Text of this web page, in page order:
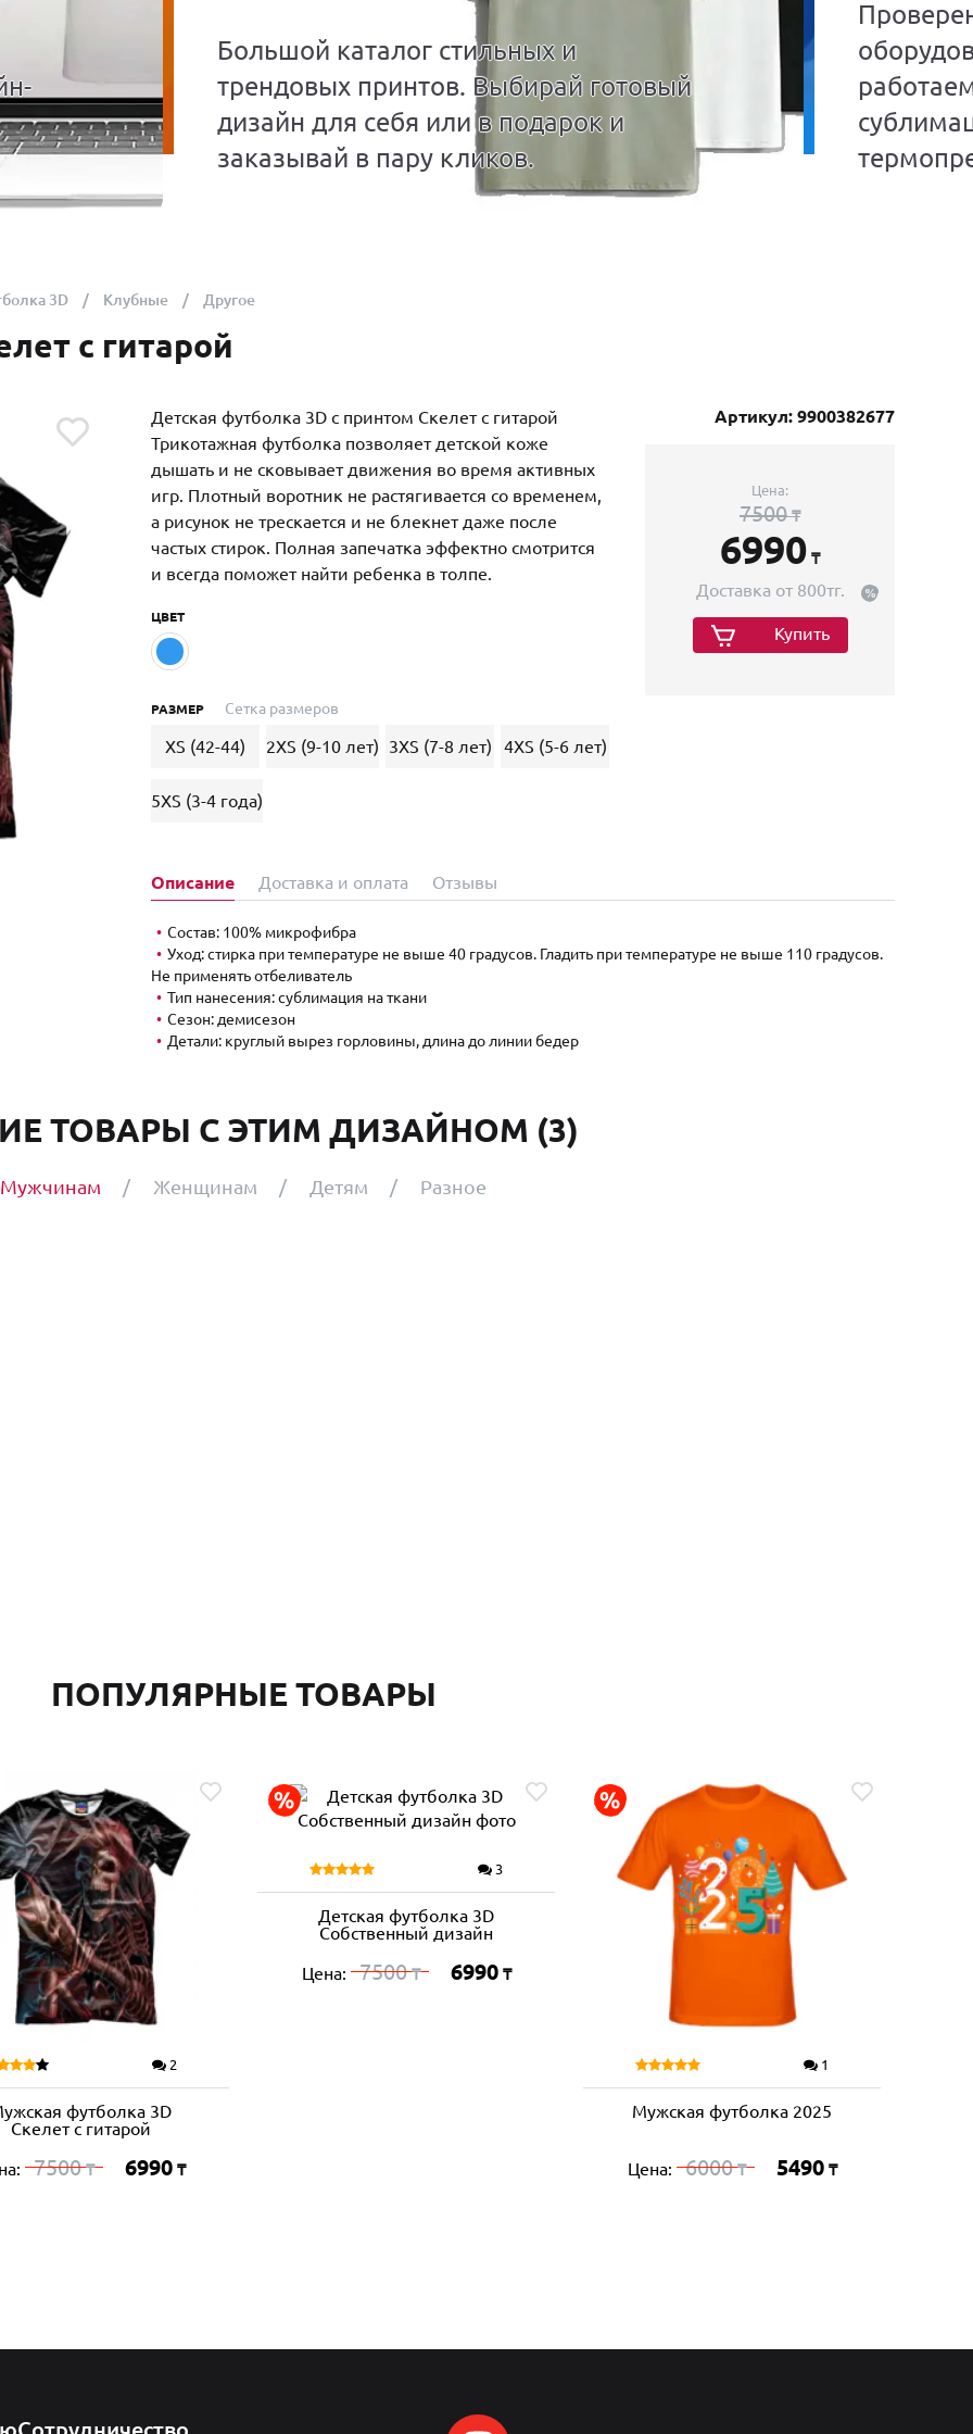
Большой каталог стильных и
трендовых принтов. Выбирай готовый
дизайн для себя или в подарок и
заказывай в пару кликов.
3D Клубные Другое
с гитарой
Детская футболка 3D с принтом Скелет с гитарой
Трикотажная футболка позволяет детской коже
дышать и не сковывает движения во время активных
игр. Плотный воротник не растягивается со временем,
а рисунок не трескается и не блекнет даже после
частых стирок. Полная запечатка эффектно смотрится
и всегда поможет найти ребенка в толпе.
ЦВЕТ
РАЗМЕР Сетка размеров
XS (42-44) 2XS (9-10 лет) 3XS (7-8 лет) 4XS (5-6 лет)
5XS (3-4 года)
Артикул: 9900382677
Цена:
7500₸
6990 ₸
Доставка от 800тг.
Купить
Описание Доставка и оплата Отзывы
Состав: 100% микрофибра
Уход: стирка при температуре не выше 40 градусов. Гладить при температуре не выше 110 градусов.
Не применять отбеливатель
Тип нанесения: сублимация на ткани
Сезон: демисезон
Детали: круглый вырез горловины, длина до линии бедер
ТОВАРЫ С ЭТИМ ДИЗАЙНОМ (3)
Мужчинам Женщинам Детям Разное
ПОПУЛЯРНЫЕ ТОВАРЫ
2
футболка 3D
Скелет с гитарой
7500₸ 6990 ₸
3
Детская футболка 3D
Собственный дизайн
Цена: 7500₸ 6990 ₸
1
Мужская футболка 2025
Цена: 6000₸ 5490 ₸